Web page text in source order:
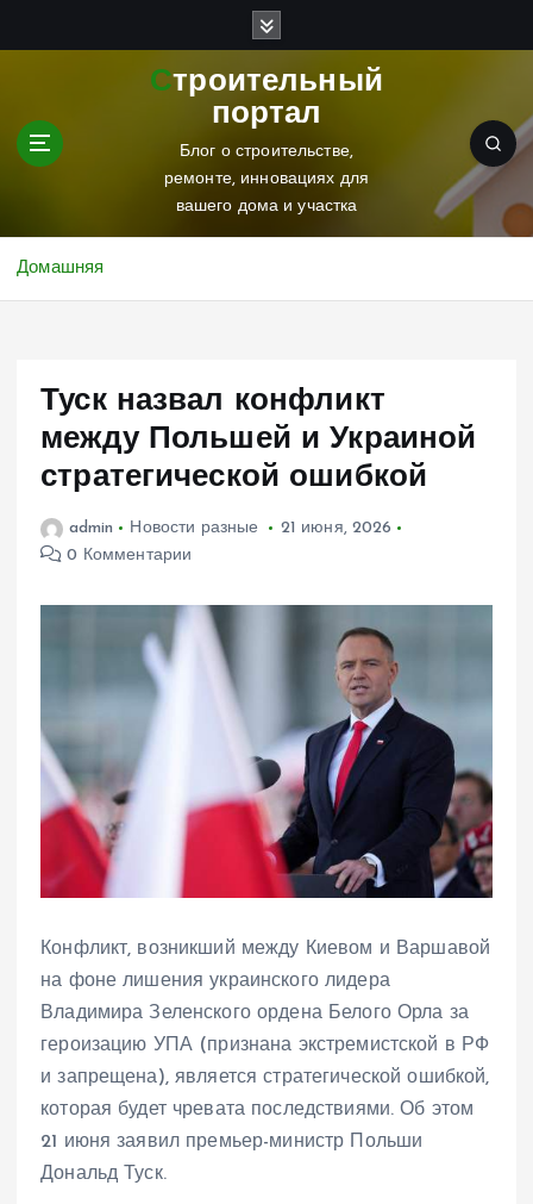
Строительный
портал
Блог о строительстве,
ремонте, инновациях для
вашего дома и участка
Домашняя
Туск назвал конфликт
между Польшей и Украиной
стратегической ошибкой
admin Новости разные
21 июня, 2026
0 Комментарии
Конфликт, возникший между Киевом и Варшавой
на фоне лишения украинского лидера
Владимира Зеленского ордена Белого Орла за
героизацию УПА (признана экстремистской в РФ
и запрещена), является стратегической ошибкой,
которая будет чревата последствиями. Об этом
21 июня заявил премьер-министр Польши
Дональд Туск.